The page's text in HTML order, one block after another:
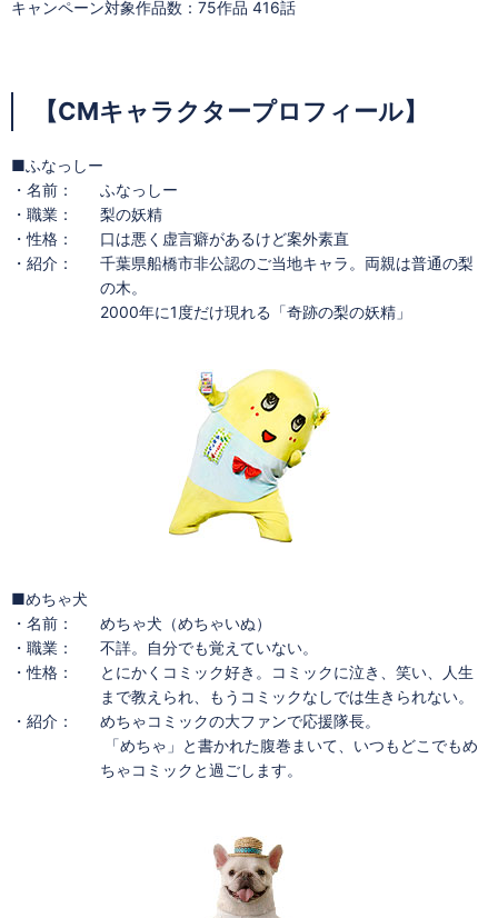
キャンペーン対象作品数：75作品 416話
【CMキャラクタープロフィール】
■ふなっしー
・名前：
ふなっしー
・職業：
梨の妖精
・性格：
口は悪く虚言癖があるけど案外素直
・紹介：
千葉県船橋市非公認のご当地キャラ。両親は普通の梨
の木。
2000年に1度だけ現れる「奇跡の梨の妖精」
■めちゃ犬
・名前：
めちゃ犬（めちゃいぬ）
・職業：
不詳。自分でも覚えていない。
・性格：
とにかくコミック好き。コミックに泣き、笑い、人生
まで教えられ、もうコミックなしでは生きられない。
・紹介：
めちゃコミックの大ファンで応援隊長。
「めちゃ」と書かれた腹巻まいて、いつもどこでもめ
ちゃコミックと過ごします。